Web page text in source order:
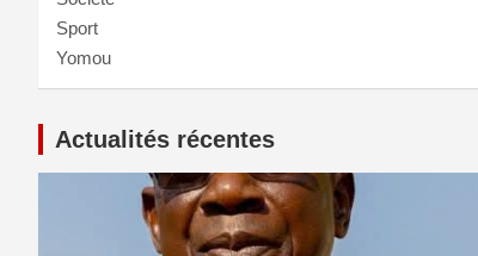
Sport
Yomou
Actualités récentes